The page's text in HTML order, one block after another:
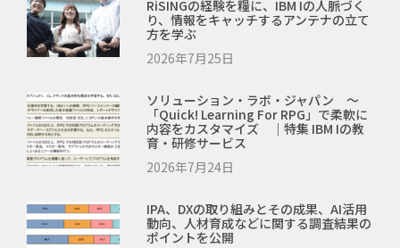
RiSINGの経験を糧に、IBM Iの人脈づく
り、情報をキャッチするアンテナの立て
方を学ぶ
2026年7月25日
ソリューション・ラボ・ジャパン ～
「Quick! Learning For RPG」で柔軟に
内容をカスタマイズ ｜特集 IBM Iの教
育・研修サービス
2026年7月24日
IPA、DXの取り組みとその成果、AI活用
動向、人材育成などに関する調査結果の
ポイントを公開